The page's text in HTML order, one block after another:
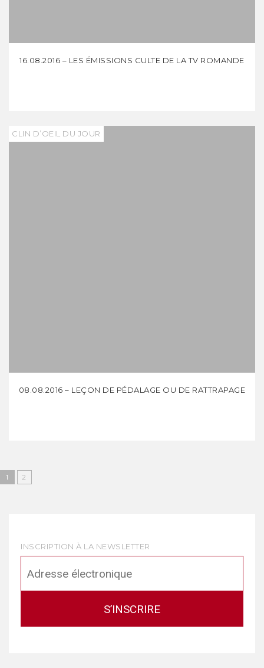
16.08.2016 – LES ÉMISSIONS CULTE DE LA TV ROMANDE
CLIN D’OEIL DU JOUR
08.08.2016 – LEÇON DE PÉDALAGE OU DE RATTRAPAGE
1 2
INSCRIPTION À LA NEWSLETTER